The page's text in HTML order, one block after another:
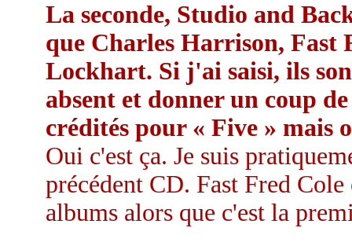
La seconde, Studio and
que Charles Harrison,
Lockhart. Si j'ai saisi, ils
absent et donner un coup
crédités pour « Five » mais
Oui c'est ça. Je suis
précédent CD. Fast Fred Cole
albums alors que c'est la